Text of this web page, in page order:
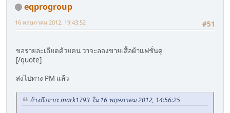
eqprogroup
#51
16 พฤษภาคม 2012, 19:43:52
ขอรายละเอียดด้วยคน ว่าจะลองขายเสื้อผ้าแฟชั่นดู
[/quote]
ส่งไปทาง PM แล้ว
อ้างถึงจาก: mark1793 ใน 16 พฤษภาคม 2012, 14:56:25